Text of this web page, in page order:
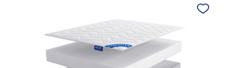
В корзину